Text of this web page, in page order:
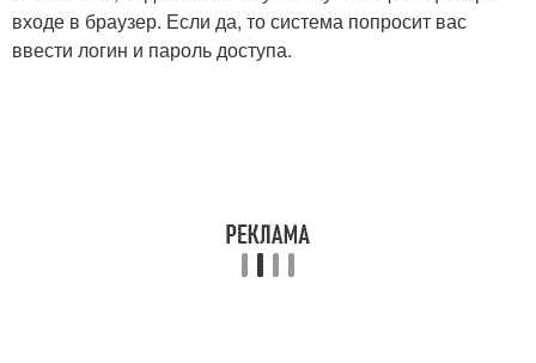
входе в браузер. Если да, то система попросит вас
ввести логин и пароль доступа.